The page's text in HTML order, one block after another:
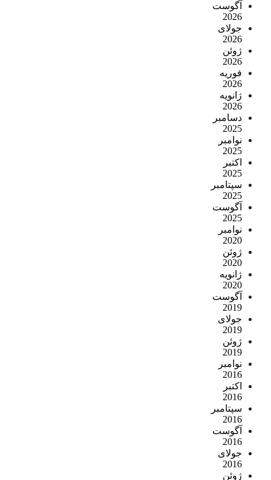
آگوست
2026
جولای
2026
ژوئن
2026
فوریه
2026
ژانویه
2026
دسامبر
2025
نوامبر
2025
اکتبر
2025
سپتامبر
2025
آگوست
2025
نوامبر
2020
ژوئن
2020
ژانویه
2020
آگوست
2019
جولای
2019
ژوئن
2019
نوامبر
2016
اکتبر
2016
سپتامبر
2016
آگوست
2016
جولای
2016
ژوئن